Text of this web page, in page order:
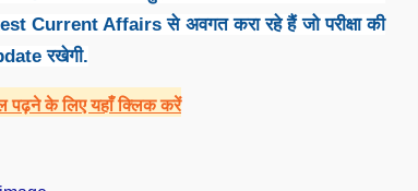
Current Affairs से अवगत करा रहे हैं जो परीक्षा की
रखेगी.
के लिए यहाँ क्लिक करें